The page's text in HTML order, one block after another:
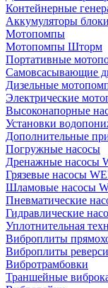
Контейнерные
Аккумуляторы блоки
Мотопомпы
Мотопомпы Шторм
Портативные
Самовсасывающие
Дизельные
Электрические
Высоконапорные
Установки
Дополнительные
Погружные насосы
Дренажные насосы
Грязевые насосы
Шламовые насосы
Пневматические
Гидравлические
Уплотнительная
Виброплиты
Виброплиты
Вибротрамбовки
Траншейные